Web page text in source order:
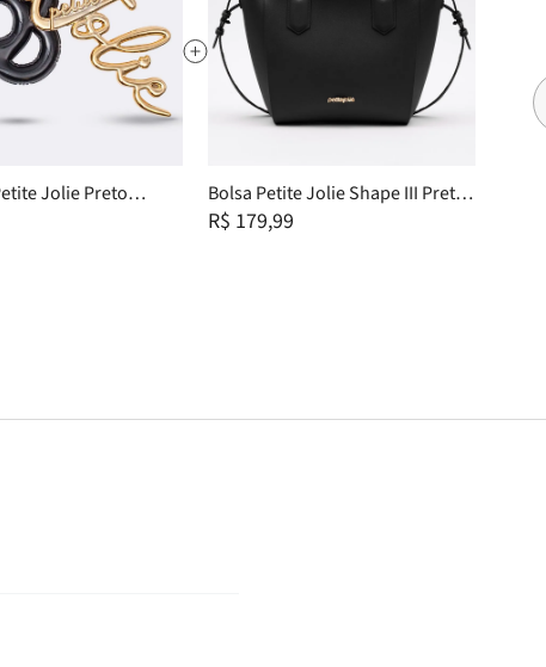
Jolie Preto
Bolsa Petite Jolie Shape III Preto
PJ3939III
R$ 179,99